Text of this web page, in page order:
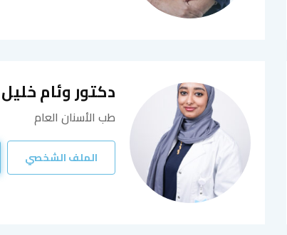
دكتور وئام خليل
طب الأسنان العام
الملف الشخصي